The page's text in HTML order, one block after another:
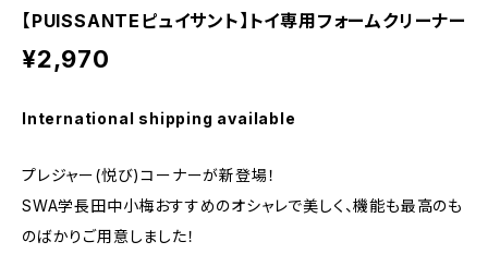
【PUISSANTEピュイサント】トイ専用フォームクリーナー
¥2,970
International shipping available
プレジャー(悦び)コーナーが新登場！
SWA学長田中小梅おすすめのオシャレで美しく、機能も最高のも
のばかりご用意しました！